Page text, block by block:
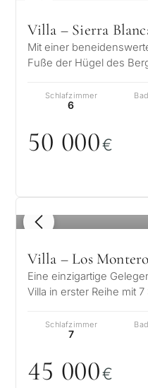
Villa – Sierra
Mit einer
Fuße der Hügel des
Schlafzimmer
6
50 000€
1 / 8
Villa – Los
Eine einzigartige
Villa in erster Reihe mit
Schlafzimmer
7
45 000€